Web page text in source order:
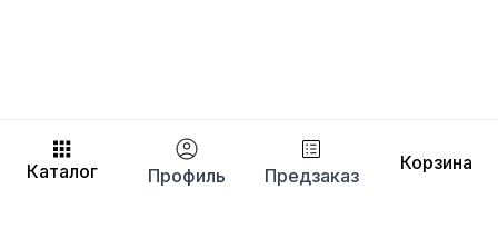
Каталог Профиль Предзаказ
Корзина